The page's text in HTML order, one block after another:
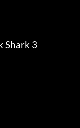
Shark 3